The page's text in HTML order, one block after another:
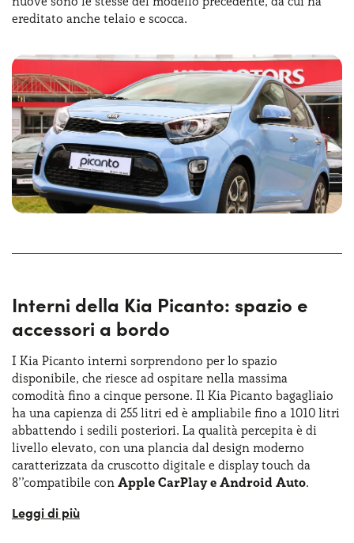
ereditato anche telaio e scocca.
Interni della Kia Picanto: spazio e
accessori a bordo
I Kia Picanto interni sorprendono per lo spazio
disponibile, che riesce ad ospitare nella massima
comodità fino a cinque persone. Il Kia Picanto bagagliaio
ha una capienza di 255 litri ed è ampliabile fino a 1010 litri
abbattendo i sedili posteriori. La qualità percepita è di
livello elevato, con una plancia dal design moderno
caratterizzata da cruscotto digitale e display touch da
8’’compatibile con Apple CarPlay e Android Auto.
Tra gli accessori disponibili figurano illuminazione a LED